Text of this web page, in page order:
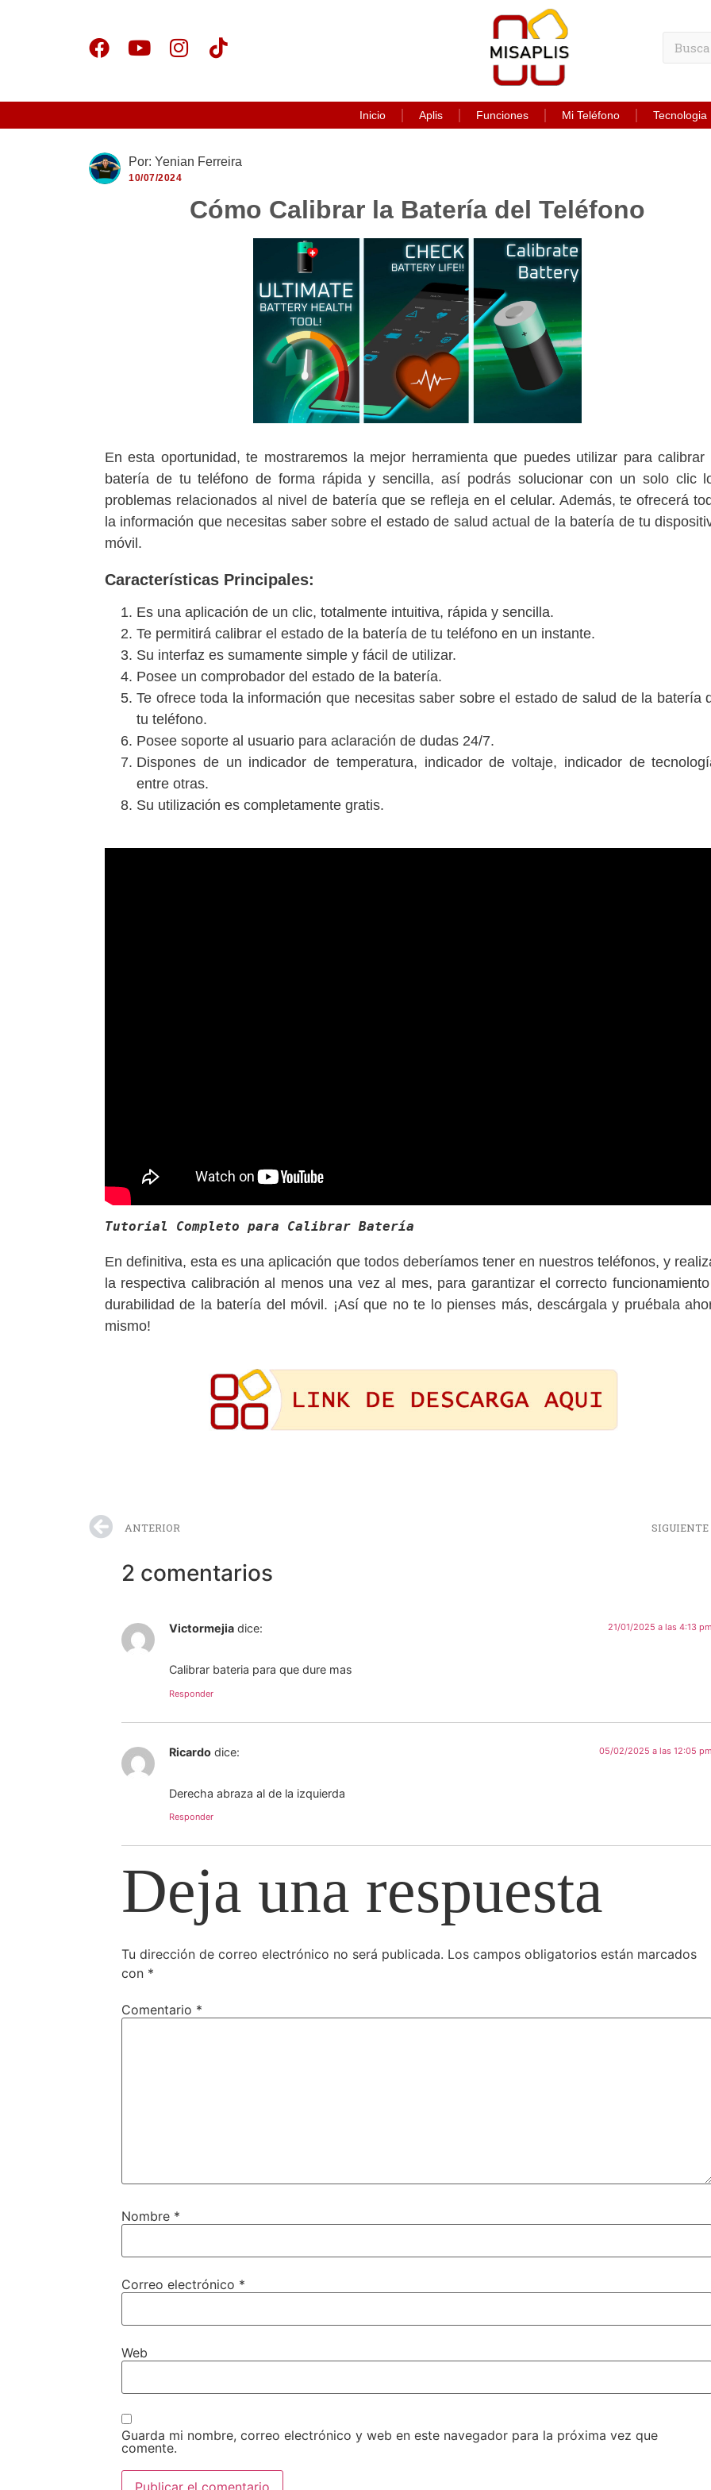
Inicio Aplis Funciones Mi Teléfono Tecnologia
Por: Yenian Ferreira
10/07/2024
Cómo Calibrar la Batería del Teléfono
En esta oportunidad, te mostraremos la mejor herramienta que puedes utilizar para calibrar
batería de tu teléfono de forma rápida y sencilla, así podrás solucionar con un solo clic
problemas relacionados al nivel de batería que se refleja en el celular. Además, te ofrecerá
la información que necesitas saber sobre el estado de salud actual de la batería de tu
móvil.
Características Principales:
Es una aplicación de un clic, totalmente intuitiva, rápida y sencilla.
Te permitirá calibrar el estado de la batería de tu teléfono en un instante.
Su interfaz es sumamente simple y fácil de utilizar.
Posee un comprobador del estado de la batería.
Te ofrece toda la información que necesitas saber sobre el estado de salud de la batería
tu teléfono.
Posee soporte al usuario para aclaración de dudas 24/7.
Dispones de un indicador de temperatura, indicador de voltaje, indicador de
entre otras.
Su utilización es completamente gratis.
Tutorial Completo para Calibrar Batería
En definitiva, esta es una aplicación que todos deberíamos tener en nuestros teléfonos, y
la respectiva calibración al menos una vez al mes, para garantizar el correcto
durabilidad de la batería del móvil. ¡Así que no te lo pienses más, descárgala y pruébala
mismo!
ANTERIOR SIGUIENTE
2 comentarios
Victormejia dice: 21/01/2025 a las 4:13
Calibrar bateria para que dure mas
Responder
Ricardo dice: 05/02/2025 a las 12:05
Derecha abraza al de la izquierda
Responder
Deja una respuesta
Tu dirección de correo electrónico no será publicada. Los campos obligatorios están marcados
con *
Comentario *
Nombre *
Correo electrónico *
Web
Guarda mi nombre, correo electrónico y web en este navegador para la próxima vez que
comente.